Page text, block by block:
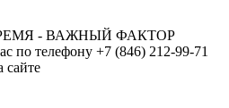
- ВАЖНЫЙ ФАКТОР
по телефону +7 (846) 212-99-71
сайте